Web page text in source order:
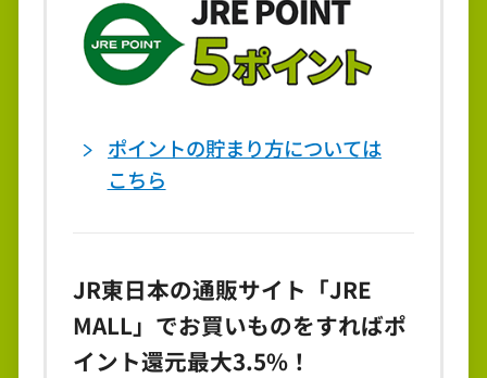
ポイントの貯まり方については
こちら
JR東日本の通販サイト「JRE
MALL」でお買いものをすればポ
イント還元最大3.5%！